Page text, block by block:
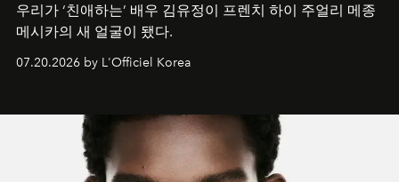
우리가 ‘친애하는’ 배우 김유정이 프렌치 하이 주얼리 메종
메시카의 새 얼굴이 됐다.
07.20.2026 by L'Officiel Korea